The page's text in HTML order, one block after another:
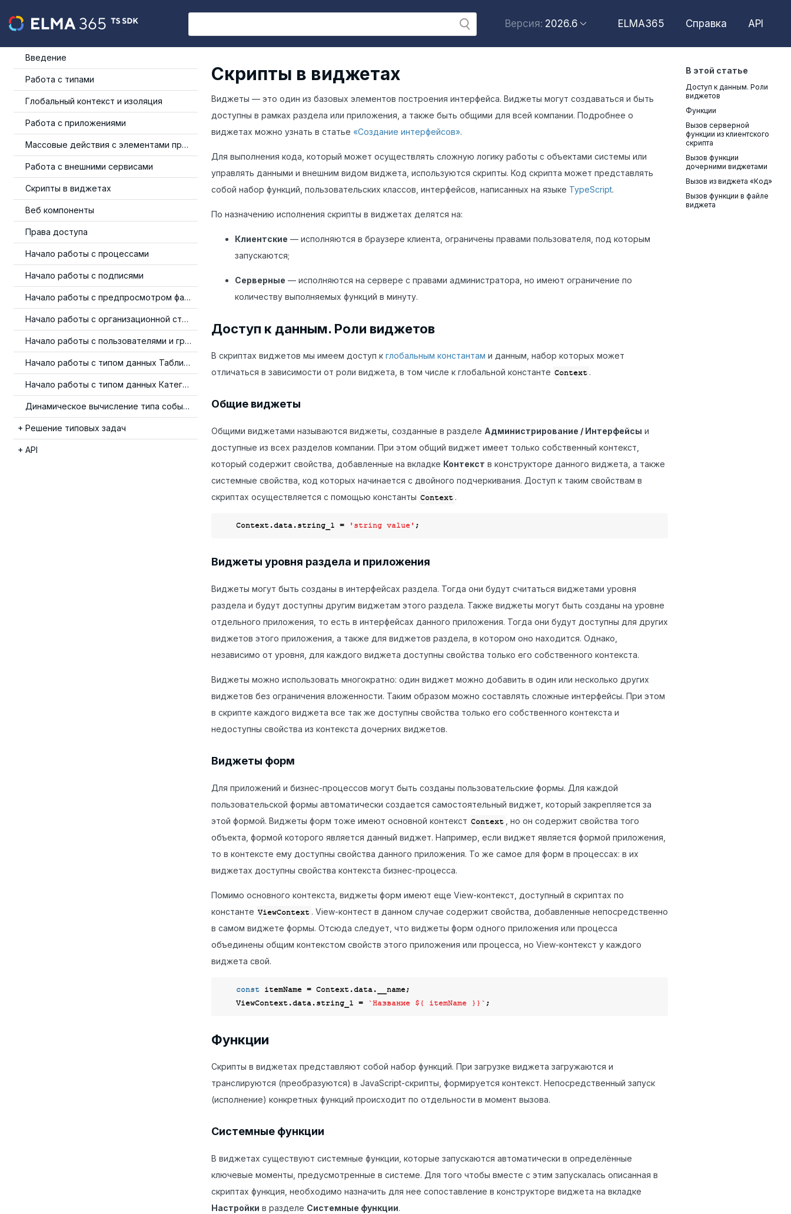
Версия: 2026.6
2026.6
2026.2
2025.10
ELMA365 Справка API
Введение
Работа с типами
Глобальный контекст и изоляция
Работа с приложениями
Массовые действия с элементами приложения
Работа с внешними сервисами
Скрипты в виджетах
Веб компоненты
Права доступа
Начало работы с процессами
Начало работы с подписями
Начало работы с предпросмотром файлов
Начало работы с организационной структурой
Начало работы с пользователями и группами
Начало работы с типом данных Таблица
Начало работы с типом данных Категория
Динамическое вычисление типа события
Решение типовых задач
API
Скрипты в виджетах
Виджеты — это один из базовых элементов построения интерфейса. Виджеты могут создаваться и быть
доступны в рамках раздела или приложения, а также быть общими для всей компании. Подробнее о
виджетах можно узнать в статье «Создание интерфейсов».
Для выполнения кода, который может осуществлять сложную логику работы с объектами системы или
управлять данными и внешним видом виджета, используются скрипты. Код скрипта может представлять
собой набор функций, пользовательских классов, интерфейсов, написанных на языке TypeScript.
По назначению исполнения скрипты в виджетах делятся на:
Клиентские — исполняются в браузере клиента, ограничены правами пользователя, под которым
запускаются;
Серверные — исполняются на сервере с правами администратора, но имеют ограничение по
количеству выполняемых функций в минуту.
Доступ к данным. Роли виджетов
В скриптах виджетов мы имеем доступ к глобальным константам и данным, набор которых может
отличаться в зависимости от роли виджета, в том числе к глобальной константе Context .
Общие виджеты
Общими виджетами называются виджеты, созданные в разделе Администрирование / Интерфейсы и
доступные из всех разделов компании. При этом общий виджет имеет только собственный контекст,
который содержит свойства, добавленные на вкладке Контекст в конструкторе данного виджета, а также
системные свойства, код которых начинается с двойного подчеркивания. Доступ к таким свойствам в
скриптах осуществляется с помощью константы Context .
    Context.data.string_1 =
'string value'
Виджеты уровня раздела и приложения
Виджеты могут быть созданы в интерфейсах раздела. Тогда они будут считаться виджетами уровня
раздела и будут доступны другим виджетам этого раздела. Также виджеты могут быть созданы на уровне
отдельного приложения, то есть в интерфейсах данного приложения. Тогда они будут доступны для других
виджетов этого приложения, а также для виджетов раздела, в котором оно находится. Однако,
независимо от уровня, для каждого виджета доступны свойства только его собственного контекста.
Виджеты можно использовать многократно: один виджет можно добавить в один или несколько других
виджетов без ограничения вложенности. Таким образом можно составлять сложные интерфейсы. При этом
в скрипте каждого виджета все так же доступны свойства только его собственного контекста и
недоступны свойства из контекста дочерних виджетов.
Виджеты форм
Для приложений и бизнес-процессов могут быть созданы пользовательские формы. Для каждой
пользовательской формы автоматически создается самостоятельный виджет, который закрепляется за
этой формой. Виджеты форм тоже имеют основной контекст Context
, но он содержит свойства того
объекта, формой которого является данный виджет. Например, если виджет является формой приложения,
то в контексте ему доступны свойства данного приложения. То же самое для форм в процессах: в их
виджетах доступны свойства контекста бизнес-процесса.
Помимо основного контекста, виджеты форм имеют еще View-контекст, доступный в скриптах по
константе ViewContext . View-контест в данном случае содержит свойства, добавленные непосредственно
в самом виджете формы. Отсюда следует, что виджеты форм одного приложения или процесса
объединены общим контекстом свойств этого приложения или процесса, но View-контекст у каждого
виджета свой.
const itemName = Context.data.__name;
    ViewContext.data.string_1 =
`Название ${ itemName } }`
Функции
Скрипты в виджетах представляют собой набор функций. При загрузке виджета загружаются и
транслируются (преобразуются) в JavaScript-скрипты, формируется контекст. Непосредственный запуск
(исполнение) конкретных функций происходит по отдельности в момент вызова.
Системные функции
В виджетах существуют системные функции, которые запускаются автоматически в определённые
ключевые моменты, предусмотренные в системе. Для того чтобы вместе с этим запускалась описанная в
скриптах функция, необходимо назначить для нее сопоставление в конструкторе виджета на вкладке
Настройки в разделе Системные функции.
В этой статье
Доступ к данным. Роли
виджетов
Функции
Вызов серверной
функции из клиентского
скрипта
Вызов функции
дочерними виджетами
Вызов из виджета «Код»
Вызов функции в файле
виджета